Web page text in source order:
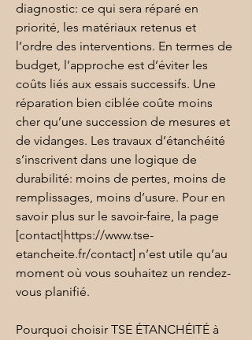
diagnostic: ce qui sera réparé en
priorité, les matériaux retenus et
l’ordre des interventions. En termes de
budget, l’approche est d’éviter les
coûts liés aux essais successifs. Une
réparation bien ciblée coûte moins
cher qu’une succession de mesures et
de vidanges. Les travaux d’étanchéité
s’inscrivent dans une logique de
durabilité: moins de pertes, moins de
remplissages, moins d’usure. Pour en
savoir plus sur le savoir-faire, la page
[contact|https://www.tse-
etancheite.fr/contact] n’est utile qu’au
moment où vous souhaitez un rendez-
vous planifié.
Pourquoi choisir TSE ÉTANCHÉITÉ à